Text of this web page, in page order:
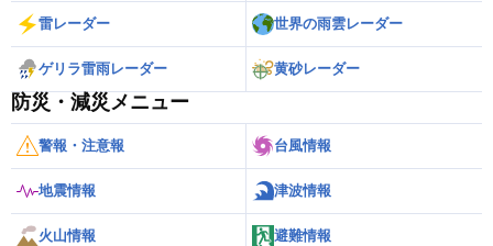
雷レーダー 世界の雨雲レーダー
ゲリラ雷雨レーダー 黄砂レーダー
防災・減災メニュー
警報・注意報 台風情報
地震情報 津波情報
火山情報 避難情報